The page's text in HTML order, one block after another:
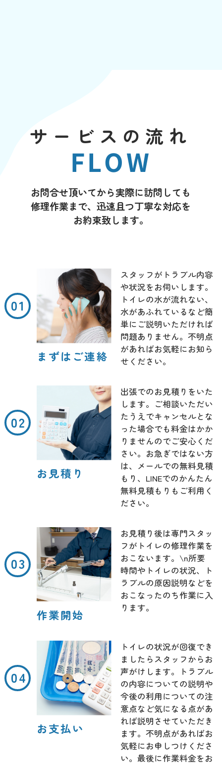
サービスの流れ
FLOW
お問合せ頂いてから実際に訪問しても
修理作業まで、迅速且つ丁寧な対応を
お約束致します。
まずはご連絡
スタッフがトラブル内容
や状況をお伺いします。
トイレの水が流れない、
水があふれているなど簡
単にご説明いただければ
問題ありません。不明点
があればお気軽にお知ら
せください。
お見積り
出張でのお見積りをいた
します。ご相談いただい
たうえでキャンセルとな
った場合でも料金はかか
りませんのでご安心くだ
さい。お急ぎではない方
は、メールでの無料見積
もり、LINEでのかんたん
無料見積もりもご利用く
ださい。
作業開始
お見積り後は専門スタッ
フがトイレの修理作業を
おこないます。\n所要
時間やトイレの状況、ト
ラブルの原因説明などを
おこなったのち作業に入
ります。
お支払い
トイレの状況が回復でき
ましたらスタッフからお
声がけします。トラブル
の内容についての説明や
今後の利用についての注
意点など気になる点があ
れば説明させていただき
ます。不明点があればお
気軽にお申しつけくださ
い。最後に作業料金をお